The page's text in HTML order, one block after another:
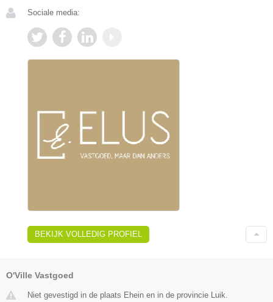
Sociale media:
BEKIJK VOLLEDIG PROFIEL
O'Ville Vastgoed
Niet gevestigd in de plaats Ehein en in de provincie Luik.